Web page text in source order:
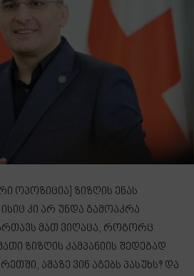
ოპოზიცია] ზიზღის ენას
კი არ უნდა გამოაკრა
მათ ვიღაცა, როგორც
ზიზღის კამპანიის შედეგად
ამაზე ვინ აგებს პასუხს? და